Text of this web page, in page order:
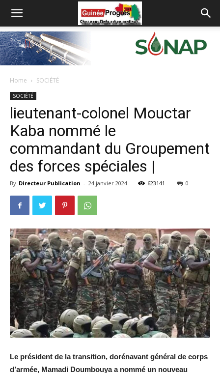
Home SOCIÉTÉ
SOCIÉTÉ
lieutenant-colonel Mouctar
Kaba nommé le
commandant du Groupement
des forces spéciales |
By Directeur Publication - 24 janvier 2024 623141 0
Le président de la transition, dorénavant général de corps
d’armée, Mamadi Doumbouya a nommé un nouveau